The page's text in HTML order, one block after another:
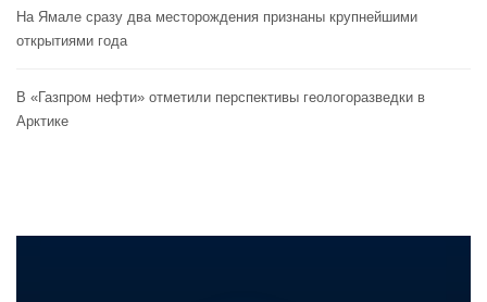
На Ямале сразу два месторождения признаны крупнейшими
открытиями года
В «Газпром нефти» отметили перспективы геологоразведки в
Арктике